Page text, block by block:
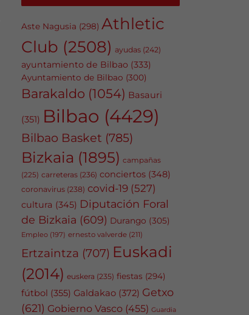
Aste Nagusia (298) Athletic
Club (2508) ayudas (242)
ayuntamiento de Bilbao (333)
Ayuntamiento de Bilbao (300)
Barakaldo (1054) Basauri
(351) Bilbao (4429)
Bilbao Basket (785)
Bizkaia (1895) campañas
(225) carreteras (236) conciertos (348)
coronavirus (238) covid-19 (527)
cultura (345) Diputación Foral
de Bizkaia (609) Durango (305)
Empleo (197) ernesto valverde (211)
Ertzaintza (707) Euskadi
(2014) euskera (235) fiestas (294)
fútbol (355) Galdakao (372) Getxo
(621) Gobierno Vasco (455) Guardia